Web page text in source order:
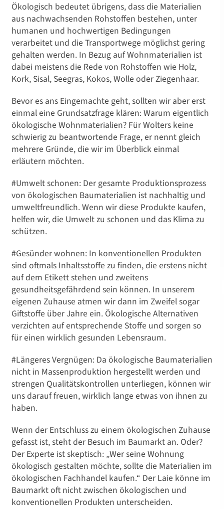
Ökologisch bedeutet übrigens, dass die Materialien
aus nachwachsenden Rohstoffen bestehen, unter
humanen und hochwertigen Bedingungen
verarbeitet und die Transportwege möglichst gering
gehalten werden. In Bezug auf Wohnmaterialien ist
dabei meistens die Rede von Rohstoffen wie Holz,
Kork, Sisal, Seegras, Kokos, Wolle oder Ziegenhaar.
Bevor es ans Eingemachte geht, sollten wir aber erst
einmal eine Grundsatzfrage klären: Warum eigentlich
ökologische Wohnmaterialien? Für Wolters keine
schwierig zu beantwortende Frage, er nennt gleich
mehrere Gründe, die wir im Überblick einmal
erläutern möchten.
#Umwelt schonen: Der gesamte Produktionsprozess
von ökologischen Baumaterialien ist nachhaltig und
umweltfreundlich. Wenn wir diese Produkte kaufen,
helfen wir, die Umwelt zu schonen und das Klima zu
schützen.
#Gesünder wohnen: In konventionellen Produkten
sind oftmals Inhaltsstoffe zu finden, die erstens nicht
auf dem Etikett stehen und zweitens
gesundheitsgefährdend sein können. In unserem
eigenen Zuhause atmen wir dann im Zweifel sogar
Giftstoffe über Jahre ein. Ökologische Alternativen
verzichten auf entsprechende Stoffe und sorgen so
für einen wirklich gesunden Lebensraum.
#Längeres Vergnügen: Da ökologische Baumaterialien
nicht in Massenproduktion hergestellt werden und
strengen Qualitätskontrollen unterliegen, können wir
uns darauf freuen, wirklich lange etwas von ihnen zu
haben.
Wenn der Entschluss zu einem ökologischen Zuhause
gefasst ist, steht der Besuch im Baumarkt an. Oder?
Der Experte ist skeptisch: „Wer seine Wohnung
ökologisch gestalten möchte, sollte die Materialien im
ökologischen Fachhandel kaufen.“ Der Laie könne im
Baumarkt oft nicht zwischen ökologischen und
konventionellen Produkten unterscheiden.